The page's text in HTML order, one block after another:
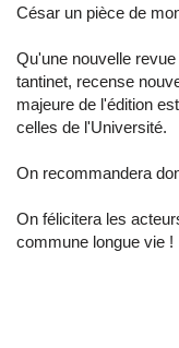
César un pièce de
Qu'une nouvelle
tantinet, recense
majeure de l'édition
celles de l'Université.
On recommandera
On félicitera les
commune longue vie !